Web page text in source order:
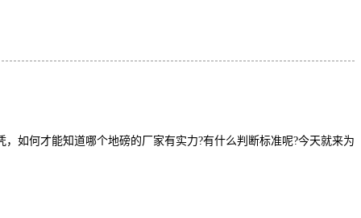
如何才能知道哪个地磅的厂家有实力?有什么判断标准呢?今天就来为